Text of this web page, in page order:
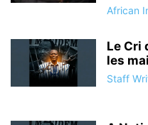
African
Le Cri
les
Staff